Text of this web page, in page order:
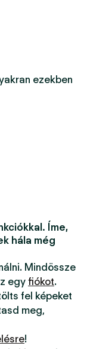
ezekben
Íme,
hála még
Mindössze
egy fiókot.
fel képeket
meg,
!